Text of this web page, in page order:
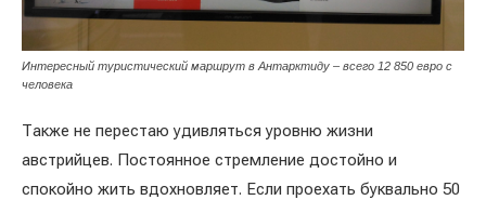
Интересный туристический маршрут в Антарктиду – всего 12 850 евро с
человека
Также не перестаю удивляться уровню жизни
австрийцев. Постоянное стремление достойно и
спокойно жить вдохновляет. Если проехать буквально 50